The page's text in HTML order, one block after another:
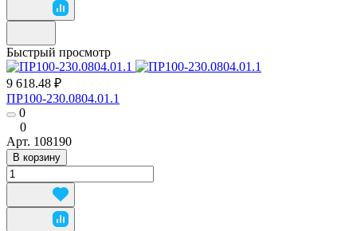
Быстрый просмотр
9 618.48 ₽
ПР100-230.0804.01.1
0
0
Арт. 108190
В корзину